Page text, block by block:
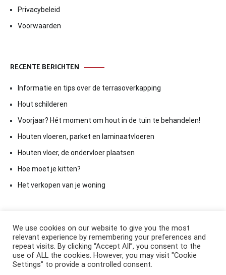
Privacybeleid
Voorwaarden
RECENTE BERICHTEN
Informatie en tips over de terrasoverkapping
Hout schilderen
Voorjaar? Hét moment om hout in de tuin te behandelen!
Houten vloeren, parket en laminaatvloeren
Houten vloer, de ondervloer plaatsen
Hoe moet je kitten?
Het verkopen van je woning
We use cookies on our website to give you the most
relevant experience by remembering your preferences and
repeat visits. By clicking “Accept All”, you consent to the
use of ALL the cookies. However, you may visit "Cookie
Settings" to provide a controlled consent.